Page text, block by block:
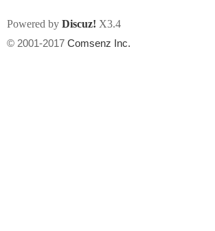
州
Powered by Discuz! X3.4
© 2001-2017 Comsenz Inc.